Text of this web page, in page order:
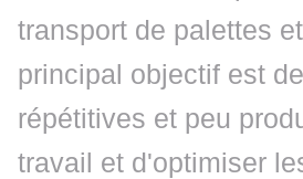
transport de palettes
principal objectif est
répétitives et peu
travail et d'optimiser